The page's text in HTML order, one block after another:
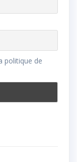
politique de